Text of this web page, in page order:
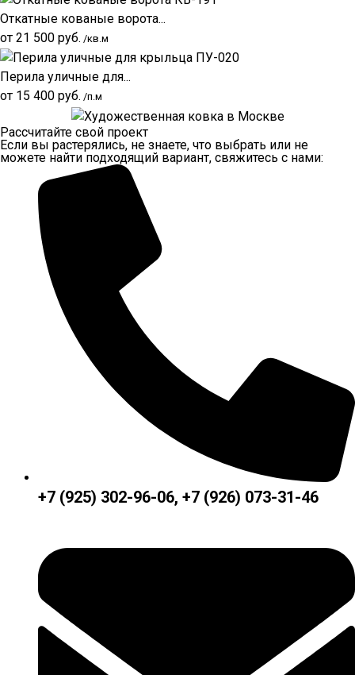
Откатные кованые ворота...
от 21 500 руб. /кв.м
Перила уличные для...
от 15 400 руб. /п.м
Рассчитайте свой проект
Если вы растерялись, не знаете, что выбрать или не
можете найти подходящий вариант, свяжитесь с нами:
+7 (925) 302-96-06, +7 (926) 073-31-46